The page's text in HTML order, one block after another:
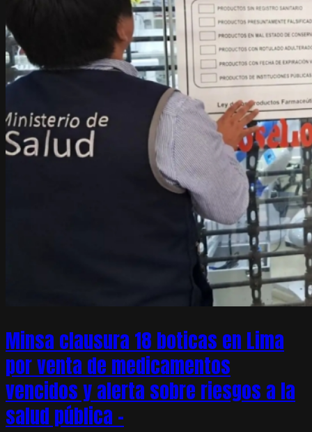
Minsa clausura 18 boticas en Lima
por venta de medicamentos
vencidos y alerta sobre riesgos a la
salud pública –